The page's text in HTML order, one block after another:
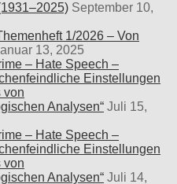
September 10,
1/2026 – Von
13, 2025
– Hate Speech –
Einstellungen
von
Analysen“ Juli 15,
– Hate Speech –
Einstellungen
von
Analysen“ Juli 14,